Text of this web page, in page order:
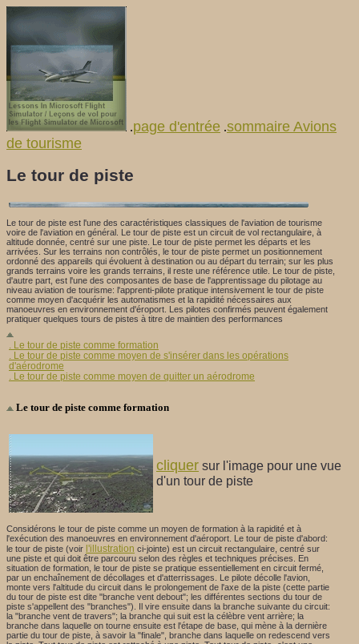
.page d'entrée .sommaire Avions
de tourisme
Le tour de piste
Le tour de piste est l'une des caractéristiques classiques de l'aviation de tourisme
voire de l'aviation en général. Le tour de piste est un circuit de vol rectangulaire, à
altitude donnée, centré sur une piste. Le tour de piste permet les départs et les
arrivées. Sur les terrains non contrôlés, le tour de piste permet un positionnement
ordonné des appareils qui évoluent à destination ou au départ du terrain; sur les plus
grands terrains voire les grands terrains, il reste une référence utile. Le tour de piste,
d'autre part, est l'une des composantes de base de l'apprentissage du pilotage au
niveau aviation de tourisme: l'apprenti-pilote pratique intensivement le tour de piste
comme moyen d'acquérir les automatismes et la rapidité nécessaires aux
manoeuvres en environnement d'éroport. Les pilotes confirmés peuvent également
pratiquer quelques tours de pistes à titre de maintien des performances
. Le tour de piste comme formation
. Le tour de piste comme moyen de s'insérer dans les opérations
d'aérodrome
. Le tour de piste comme moyen de quitter un aérodrome
Le tour de piste comme formation
cliquer sur l'image pour une vue
d'un tour de piste
Considérons le tour de piste comme un moyen de formation à la rapidité et à
l'exécution des manoeuvres en environnement d'aéroport. Le tour de piste d'abord:
le tour de piste (voir l'illustration ci-jointe) est un circuit rectangulaire, centré sur
une piste et qui doit être parcouru selon des règles et techniques précises. En
situation de formation, le tour de piste se pratique essentiellement en circuit fermé,
par un enchaînement de décollages et d'atterrissages. Le pilote décolle l'avion,
monte vers l'altitude du circuit dans le prolongement de l'axe de la piste (cette partie
du tour de piste est dite "branche vent debout"; les différentes sections du tour de
piste s'appellent des "branches"). Il vire ensuite dans la branche suivante du circuit:
la "branche vent de travers"; la branche qui suit est la célèbre vent arrière; la
branche dans laquelle on tourne ensuite est l'étape de base, qui mène à la dernière
partie du tour de piste, à savoir la "finale", branche dans laquelle on redescend vers